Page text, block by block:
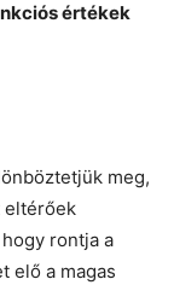
értékek
meg,
eltérőek
rontja a
elő a magas